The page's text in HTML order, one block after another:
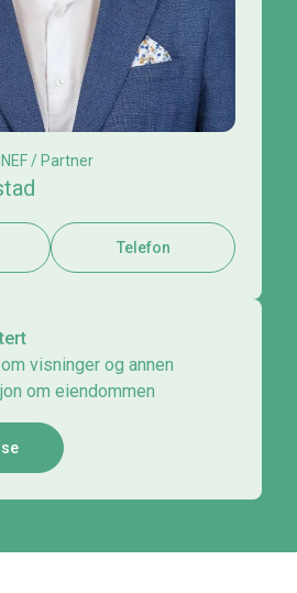
/ Partner
Telefon
visninger og annen
om eiendommen